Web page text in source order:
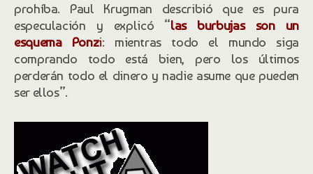
prohíba. Paul Krugman describió que es pura
especulación y explicó “las burbujas son un
esquema Ponzi: mientras todo el mundo siga
comprando todo está bien, pero los últimos
perderán todo el dinero y nadie asume que pueden
ser ellos”.